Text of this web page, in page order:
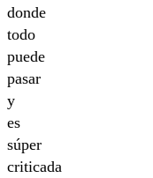
donde
todo
puede
pasar
y
es
súper
criticada